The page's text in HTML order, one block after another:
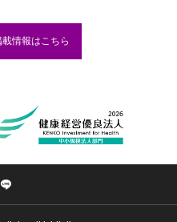
情報はこちら